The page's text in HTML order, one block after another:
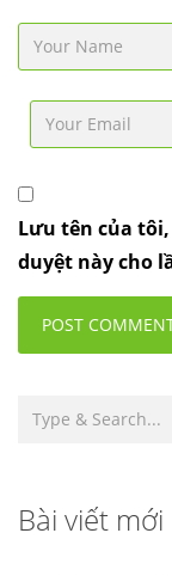
Lưu tên của
duyệt này cho
Bài viết mới